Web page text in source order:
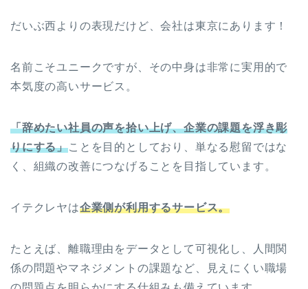
だいぶ西よりの表現だけど、会社は東京にあります！
名前こそユニークですが、その中身は非常に実用的で
本気度の高いサービス。
「辞めたい社員の声を拾い上げ、企業の課題を浮き彫
りにする」ことを目的としており、単なる慰留ではな
く、組織の改善につなげることを目指しています。
イテクレヤは企業側が利用するサービス。
たとえば、離職理由をデータとして可視化し、人間関
係の問題やマネジメントの課題など、見えにくい職場